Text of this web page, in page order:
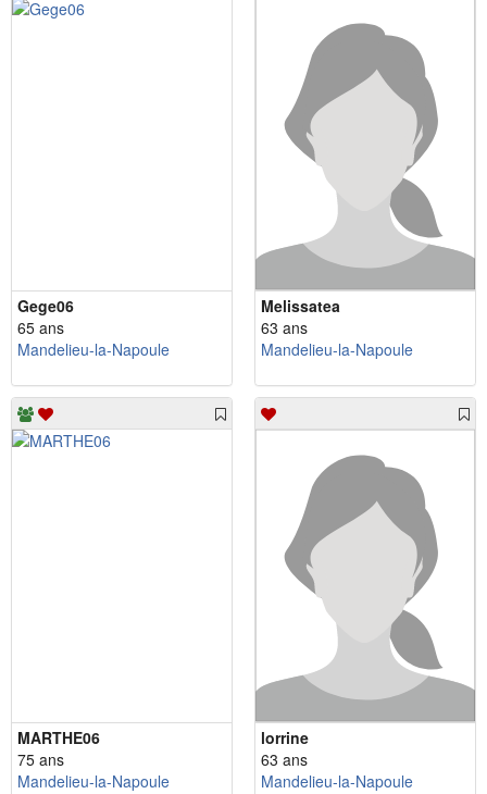
Gege06
65 ans
Mandelieu-la-Napoule
Melissatea
63 ans
Mandelieu-la-Napoule
MARTHE06
75 ans
Mandelieu-la-Napoule
lorrine
63 ans
Mandelieu-la-Napoule